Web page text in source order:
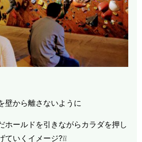
壁から離さないように
ホールドを引きながらカラダを押し
ていくイメージ?❕❕